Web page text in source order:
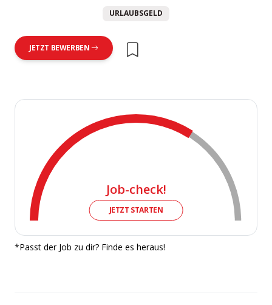
URLAUBSGELD
JETZT BEWERBEN
Job-check!
JETZT STARTEN
*Passt der Job zu dir? Finde es heraus!